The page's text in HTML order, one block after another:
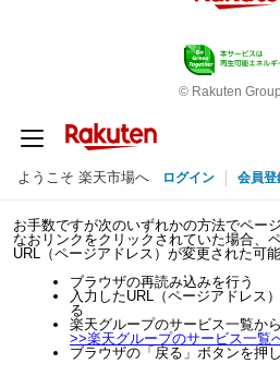
© Rakuten
ようこそ 楽天市場へ ログイン 会員登
お手数ですが次のいずれかの方法でペー
なおリンクをクリックされていた場合、
URL（ページアドレス）が変更された可
ブラウザの再読み込みを行う
入力したURL（ページアドレス
る
楽天グループのサービス一覧か
>>楽天グループのサービス一覧
ブラウザの「戻る」ボタンを押